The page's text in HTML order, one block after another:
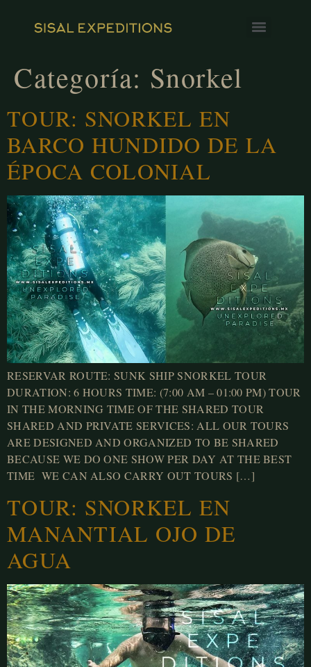
Categoría: Snorkel
TOUR: SNORKEL EN
BARCO HUNDIDO DE LA
ÉPOCA COLONIAL
RESERVAR ROUTE: SUNK SHIP SNORKEL TOUR
DURATION: 6 HOURS TIME: (7:00 AM – 01:00 PM) TOUR
IN THE MORNING TIME OF THE SHARED TOUR
SHARED AND PRIVATE SERVICES: ALL OUR TOURS
ARE DESIGNED AND ORGANIZED TO BE SHARED
BECAUSE WE DO ONE SHOW PER DAY AT THE BEST
TIME WE CAN ALSO CARRY OUT TOURS […]
TOUR: SNORKEL EN
MANANTIAL OJO DE
AGUA